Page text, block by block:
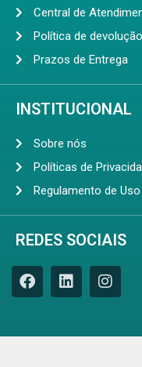
Central de
Política de devolução
Prazos de Entrega
INSTITUCIONAL
Sobre nós
Políticas de
Regulamento de Uso
REDES SOCIAIS